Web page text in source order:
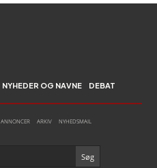
NYHEDER OG NAVNE DEBAT
ANNONCER ARKIV NYHEDSMAIL